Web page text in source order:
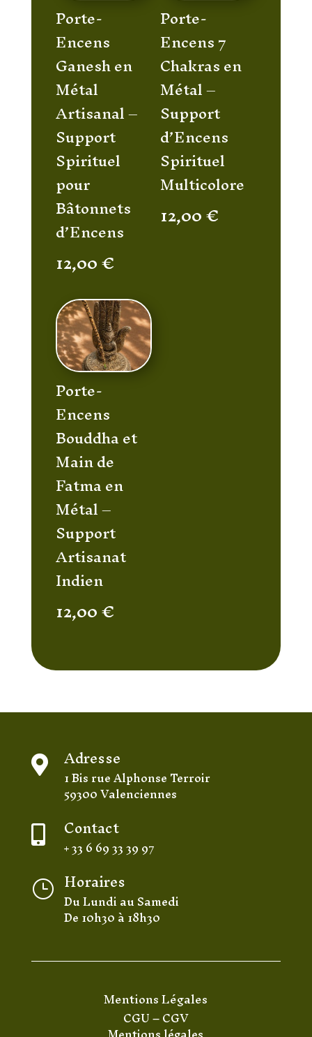
Porte-
Encens
Ganesh en
Métal
Artisanal –
Support
Spirituel
pour
Bâtonnets
d’Encens
12,00€
Porte-
Encens 7
Chakras en
Métal –
Support
d’Encens
Spirituel
Multicolore
12,00€
Porte-
Encens
Bouddha et
Main de
Fatma en
Métal –
Support
Artisanat
Indien
12,00€
 Adresse
1 Bis rue Alphonse Terroir
59300 Valenciennes
 Contact
+ 33 6 69 33 39 97
} Horaires
Du Lundi au Samedi
De 10h30 à 18h30
Mentions Légales
CGU–CGV